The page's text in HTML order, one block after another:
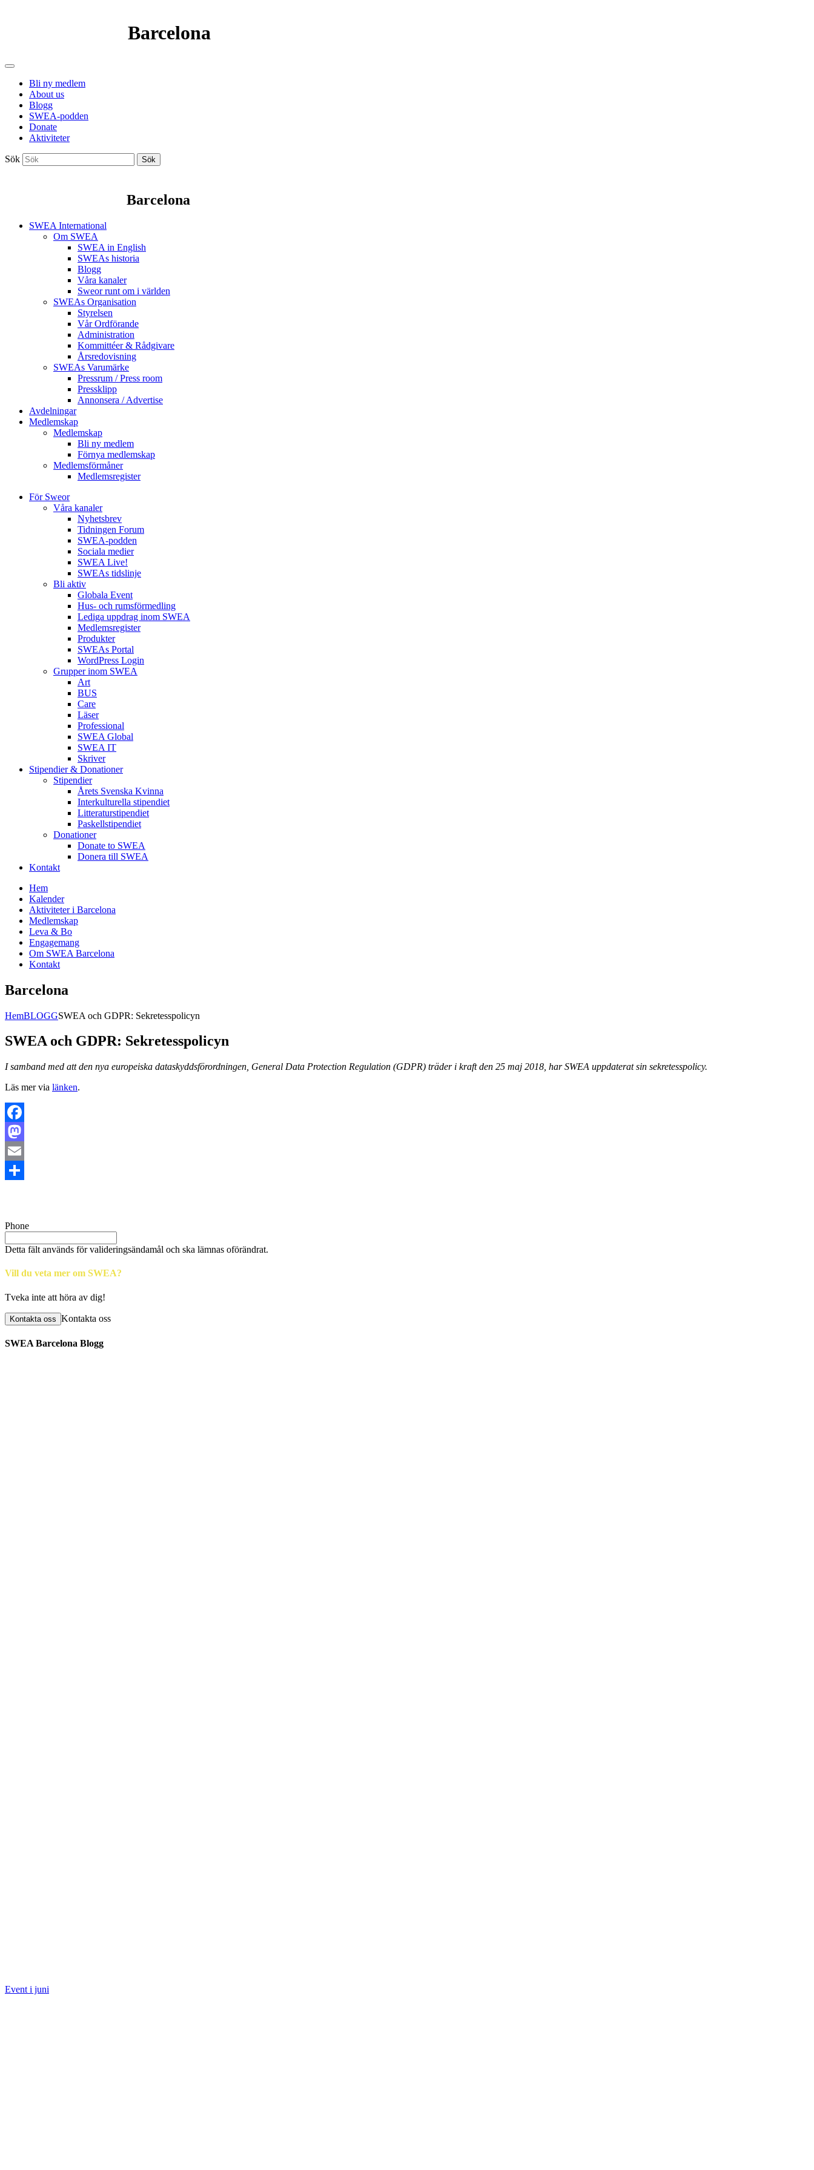
Barcelona
Bli ny medlem
About us
Blogg
SWEA-podden
Donate
Aktiviteter
Sök Sök
Barcelona
SWEA International
Om SWEA
SWEA in English
SWEAs historia
Blogg
Våra kanaler
Sweor runt om i världen
SWEAs Organisation
Styrelsen
Vår Ordförande
Administration
Kommittéer & Rådgivare
Årsredovisning
SWEAs Varumärke
Pressrum / Press room
Pressklipp
Annonsera / Advertise
Avdelningar
Medlemskap
Medlemskap
Bli ny medlem
Förnya medlemskap
Medlemsförmåner
Medlemsregister
För Sweor
Våra kanaler
Nyhetsbrev
Tidningen Forum
SWEA-podden
Sociala medier
SWEA Live!
SWEAs tidslinje
Bli aktiv
Globala Event
Hus- och rumsförmedling
Lediga uppdrag inom SWEA
Medlemsregister
Produkter
SWEAs Portal
WordPress Login
Grupper inom SWEA
Art
BUS
Care
Läser
Professional
SWEA Global
SWEA IT
Skriver
Stipendier & Donationer
Stipendier
Årets Svenska Kvinna
Interkulturella stipendiet
Litteraturstipendiet
Paskellstipendiet
Donationer
Donate to SWEA
Donera till SWEA
Kontakt
Hem
Kalender
Aktiviteter i Barcelona
Medlemskap
Leva & Bo
Engagemang
Om SWEA Barcelona
Kontakt
Barcelona
HemBLOGGSWEA och GDPR: Sekretesspolicyn
SWEA och GDPR: Sekretesspolicyn
I samband med att den nya europeiska dataskyddsförordningen, General Data Protection Regulation (GDPR) träder i kraft den 25 maj 2018, har SWEA uppdaterat sin sekretesspolicy.
Läs mer via länken.
Facebook
Mastodon
Email
Phone
Detta fält används för valideringsändamål och ska lämnas oförändrat.
Vill du veta mer om SWEA?
Tveka inte att höra av dig!
Kontakta oss Kontakta oss
SWEA Barcelona Blogg
Event i juni